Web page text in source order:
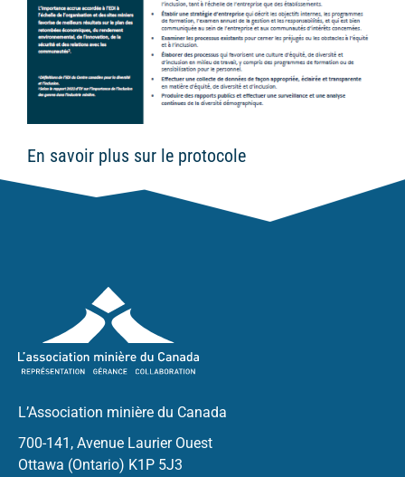
En savoir plus sur le protocole
L’Association minière du Canada
700-141, Avenue Laurier Ouest
Ottawa (Ontario) K1P 5J3